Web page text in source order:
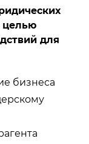
целью
для
бизнеса